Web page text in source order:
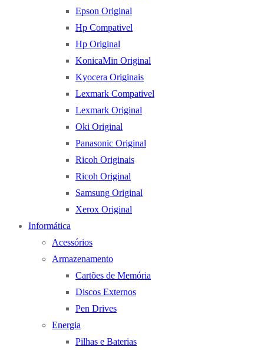
Epson Original
Hp Compativel
Hp Original
KonicaMin Original
Kyocera Originais
Lexmark Compativel
Lexmark Original
Oki Original
Panasonic Original
Ricoh Originais
Ricoh Original
Samsung Original
Xerox Original
Informática
Acessórios
Armazenamento
Cartões de Memória
Discos Externos
Pen Drives
Energia
Pilhas e Baterias